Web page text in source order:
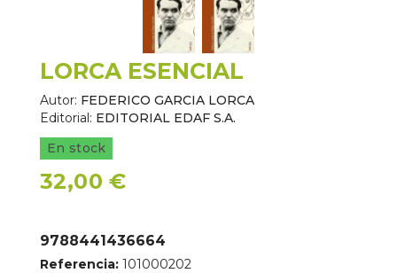
LORCA ESENCIAL
Autor: FEDERICO GARCIA LORCA
Editorial: EDITORIAL EDAF S.A.
En stock
32,00 €
9788441436664
Referencia: 101000202